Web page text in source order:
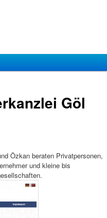
Göl
Özkan beraten Privatpersonen,
und kleine bis